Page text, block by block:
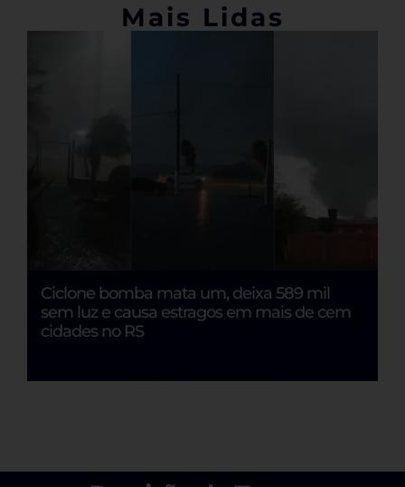
Mais Lidas
Ciclone bomba mata um, deixa 589 mil
sem luz e causa estragos em mais de cem
cidades no RS